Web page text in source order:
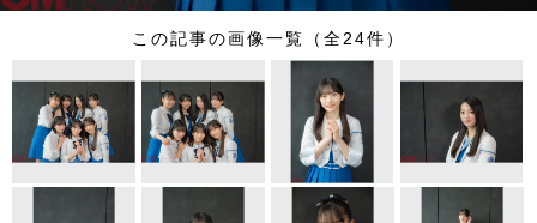
この記事の画像一覧（全24件）